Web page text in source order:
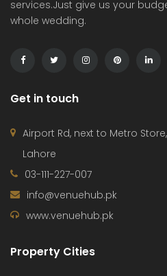
services.Just give us your
whole wedding.
Get in touch
Airport Rd, next to Metro
Lahore
03-111-227-007
info@venuehub.pk
www.venuehub.pk
Property Cities